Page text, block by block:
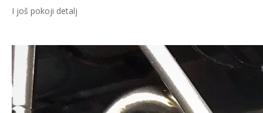
I još pokoji detalj